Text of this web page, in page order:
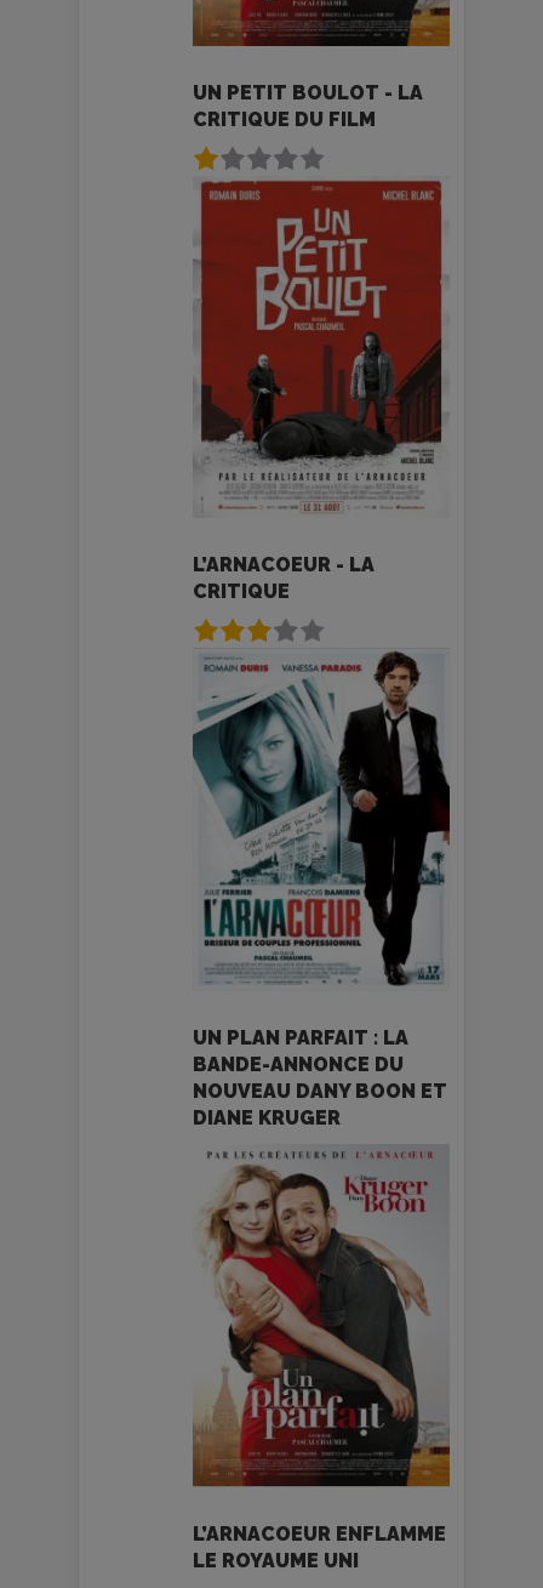
UN PETIT BOULOT - LA
CRITIQUE DU FILM
L’ARNACOEUR - LA
CRITIQUE
UN PLAN PARFAIT : LA
BANDE-ANNONCE DU
NOUVEAU DANY BOON ET
DIANE KRUGER
L’ARNACOEUR ENFLAMME
LE ROYAUME UNI